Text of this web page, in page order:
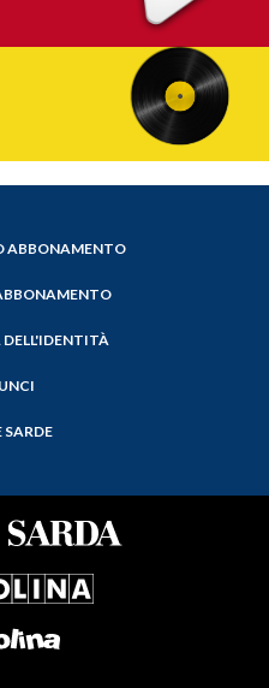
ABBONAMENTO
SARDE